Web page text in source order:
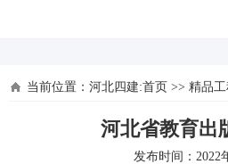
当前位置： 河北四建:首页 >> 精品工
河北省教育出
发布时间：2022